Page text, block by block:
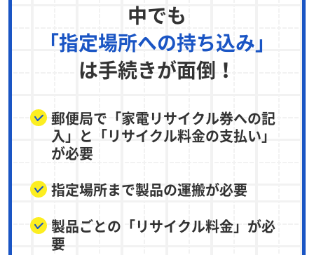
中でも
「指定場所への持ち込み」
は手続きが面倒！
郵便局で「家電リサイクル券への記
入」と「リサイクル料金の支払い」
が必要
指定場所まで製品の運搬が必要
製品ごとの「リサイクル料金」が必
要